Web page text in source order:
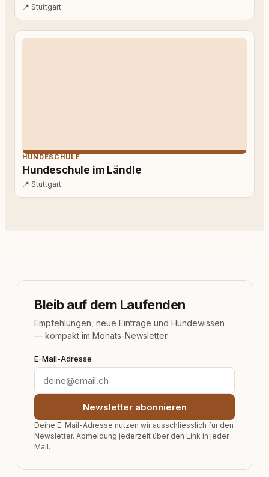
📍 Stuttgart
HUNDESCHULE
Hundeschule im Ländle
📍 Stuttgart
Bleib auf dem Laufenden
Empfehlungen, neue Einträge und Hundewissen
— kompakt im Monats-Newsletter.
E-Mail-Adresse
Newsletter abonnieren
Deine E-Mail-Adresse nutzen wir ausschliesslich für den
Newsletter. Abmeldung jederzeit über den Link in jeder
Mail.